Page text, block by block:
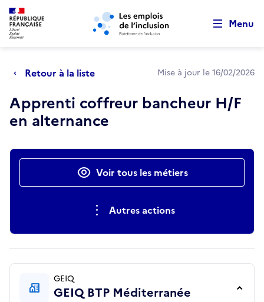
Aller au menu principal Aller au contenu principal
Menu
Retour à la liste Mise à jour le 16/02/2026
Apprenti coffreur bancheur H/F
en alternance
Actions rapidesVoir tous les métiers
Autres actions
GEIQ
GEIQ BTP Méditerranée
Retour au début de la page
Panneau de gestion des cookies